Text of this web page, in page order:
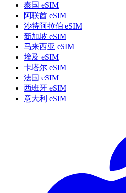
泰国 eSIM
阿联酋 eSIM
沙特阿拉伯 eSIM
新加坡 eSIM
马来西亚 eSIM
埃及 eSIM
卡塔尔 eSIM
法国 eSIM
西班牙 eSIM
意大利 eSIM